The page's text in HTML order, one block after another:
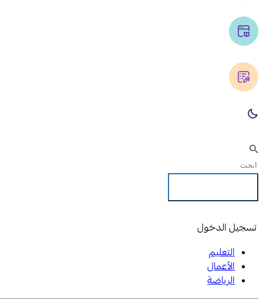
تسجيل الدخول
التعليم
الأعمال
الرياضة